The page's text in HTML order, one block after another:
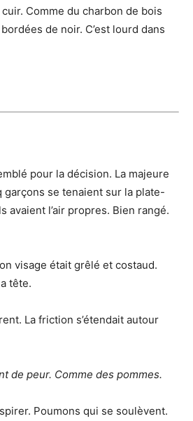
Comme du charbon de bois
de noir. C’est lourd dans
pour la décision. La majeure
garçons se tenaient sur la plate-
avaient l’air propres. Bien rangé.
visage était grêlé et costaud.
tête.
La friction s’étendait autour
de peur. Comme des pommes.
Poumons qui se soulèvent.